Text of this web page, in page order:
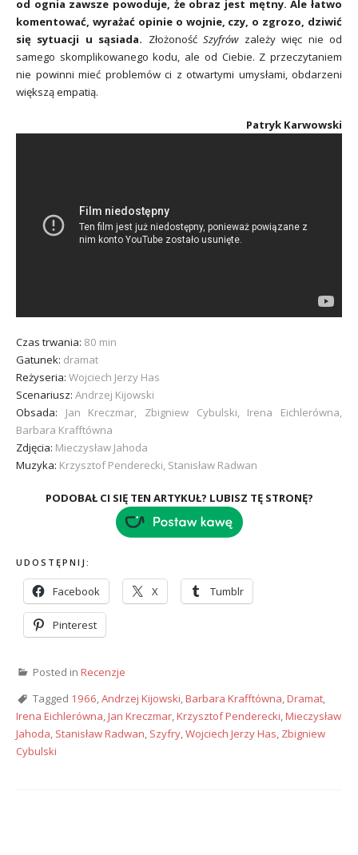
od ognia zawsze powoduje, że obraz jest mętny. Ale łatwo
komentować, wyrażać opinie o wojnie, czy, o zgrozo, dziwić
się sytuacji u sąsiada. ZłożonośćSzyfrów zależy więc nie od
samego skomplikowanego kodu, ale od Ciebie. Z przeczytaniem
nie powinni mieć problemów ci z otwartymi umysłami, obdarzeni
większą empatią.
Patryk Karwowski
Czas trwania: 80 min
Gatunek: dramat
Reżyseria: Wojciech Jerzy Has
Scenariusz: Andrzej Kijowski
Obsada: Jan Kreczmar, Zbigniew Cybulski, Irena Eichlerówna,
Barbara Krafftówna
Zdjęcia: Mieczysław Jahoda
Muzyka: Krzysztof Penderecki, Stanisław Radwan
PODOBAŁ CI SIĘ TEN ARTYKUŁ? LUBISZ TĘ STRONĘ?
UDOSTĘPNIJ:
Facebook X Tumblr
Pinterest
Posted in Recenzje
Tagged 1966,Andrzej Kijowski,Barbara Krafftówna,Dramat,
Irena Eichlerówna,Jan Kreczmar,Krzysztof Penderecki,Mieczysław
Jahoda, Stanisław Radwan, Szyfry,Wojciech Jerzy Has, Zbigniew
Cybulski